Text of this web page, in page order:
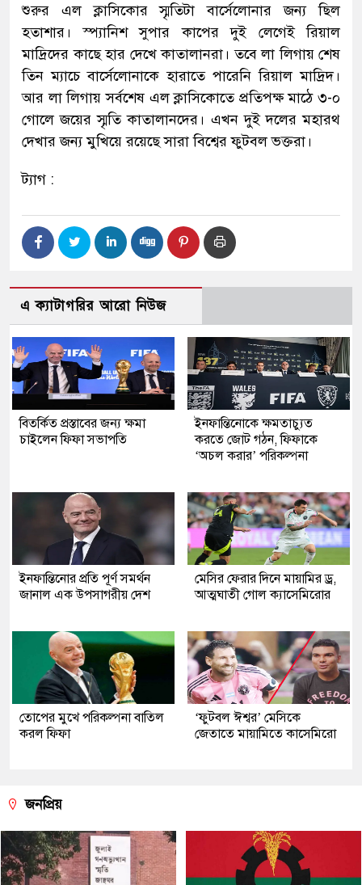
শুরুর এল ক্লাসিকোর স্মৃতিটা বার্সেলোনার জন্য ছিল
হতাশার। স্প্যানিশ সুপার কাপের দুই লেগেই রিয়াল
মাদ্রিদের কাছে হার দেখে কাতালানরা। তবে লা লিগায় শেষ
তিন ম্যাচে বার্সেলোনাকে হারাতে পারেনি রিয়াল মাদ্রিদ।
আর লা লিগায় সর্বশেষ এল ক্লাসিকোতে প্রতিপক্ষ মাঠে ৩-০
গোলে জয়ের স্মৃতি কাতালানদের। এখন দুই দলের মহারথ
দেখার জন্য মুখিয়ে রয়েছে সারা বিশ্বের ফুটবল ভক্তরা।
ট্যাগ :
এ ক্যাটাগরির আরো নিউজ
বিতর্কিত প্রস্তাবের জন্য ক্ষমা
চাইলেন ফিফা সভাপতি
ইনফান্তিনোকে ক্ষমতাচ্যুত
করতে জোট গঠন, ফিফাকে
‘অচল করার’ পরিকল্পনা
ইনফান্তিনোর প্রতি পূর্ণ সমর্থন
জানাল এক উপসাগরীয় দেশ
মেসির ফেরার দিনে মায়ামির ড্র,
আত্মঘাতী গোল ক্যাসেমিরোর
তোপের মুখে পরিকল্পনা বাতিল
করল ফিফা
‘ফুটবল ঈশ্বর’ মেসিকে
জেতাতে মায়ামিতে কাসেমিরো
জনপ্রিয়